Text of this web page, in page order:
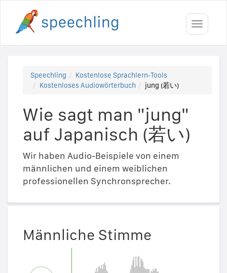
Toggle
Speechling
Kostenlose Sprachlern-Tools
Kostenloses Audiowörterbuch
jung (若い)
Wie sagt man "jung"
auf Japanisch (若い)
Wir haben Audio-Beispiele von einem
männlichen und einem weiblichen
professionellen Synchronsprecher.
Männliche Stimme